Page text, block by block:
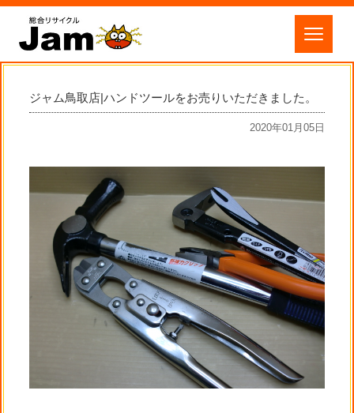
ジャム鳥取店|ハンドツールをお売りいただきました。
2020年01月05日